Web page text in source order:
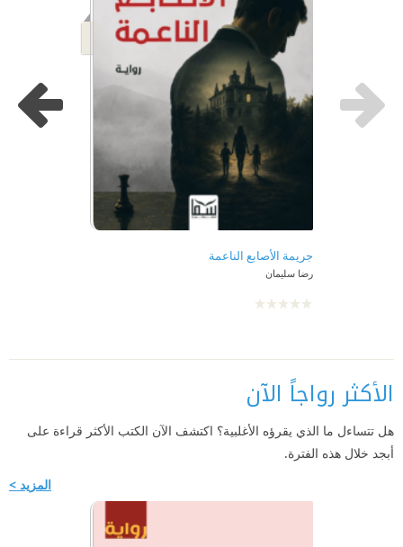
جريمة الأصابع الناعمة
رضا سليمان
الأكثر رواجاً الآن
هل تتساءل ما الذي يقرؤه الأغلبية؟ اكتشف الآن الكتب الأكثر قراءة على
أبجد خلال هذه الفترة.
المزيد >